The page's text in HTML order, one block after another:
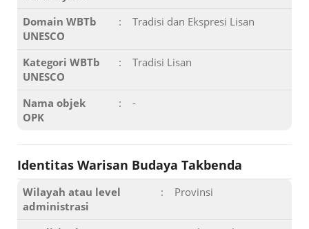
Domain WBTb
UNESCO
: Tradisi dan Ekspresi Lisan
Kategori WBTb
UNESCO
: Tradisi Lisan
Nama objek
OPK
: -
Identitas Warisan Budaya Takbenda
Wilayah atau level
administrasi
: Provinsi